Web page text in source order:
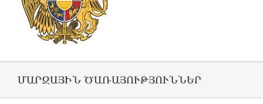
ՄԱՐԶԱՅԻՆ ԾԱՌԱՅՈՒԹՅՈՒՆՆԵՐ